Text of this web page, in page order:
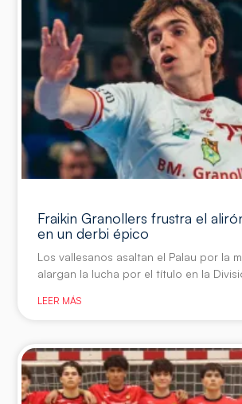
Fraikin Granollers frustra el
en un derbi épico
Los vallesanos asaltan el Palau por la
alargan la lucha por el título en la
LEER MÁS